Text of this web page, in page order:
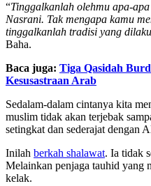
“Tinggalkanlah olehmu apa-
Nasrani. Tak mengapa kamu
tinggalkanlah tradisi yang
Baha.
Baca juga: Tiga Qasidah
Kesusastraan Arab
Sedalam-dalam cintanya kita
muslim tidak akan terjebak
setingkat dan sederajat dengan
Inilah berkah shalawat. Ia tidak
Melainkan penjaga tauhid yang
kelak.